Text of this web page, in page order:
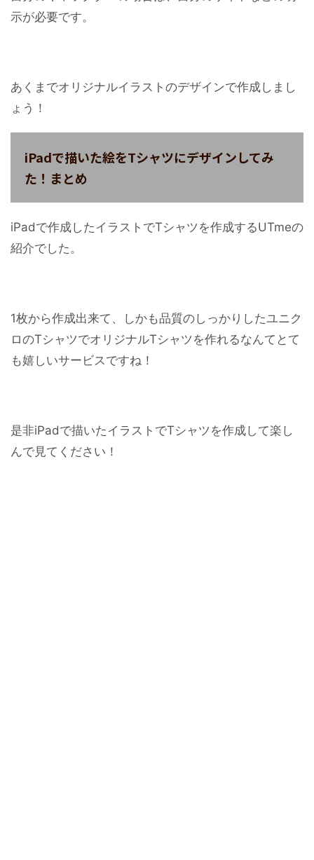
示が必要です。
あくまでオリジナルイラストのデザインで作成しまし
ょう！
iPadで描いた絵をTシャツにデザインしてみ
た！まとめ
iPadで作成したイラストでTシャツを作成するUTmeの
紹介でした。
1枚から作成出来て、しかも品質のしっかりしたユニク
ロのTシャツでオリジナルTシャツを作れるなんてとて
も嬉しいサービスですね！
是非iPadで描いたイラストでTシャツを作成して楽し
んで見てください！